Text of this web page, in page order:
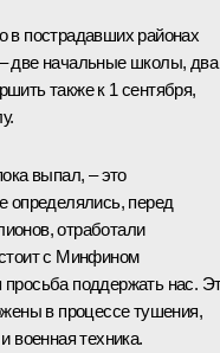
в пострадавших районах
две начальные школы, два
также к 1 сентября,
выпал, – это
определялись, перед
отработали
с Минфином
поддержать нас.
в процессе тушения,
военная техника.